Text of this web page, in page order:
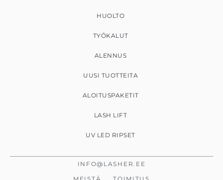
HUOLTO
TYÖKALUT
ALENNUS
UUSI TUOTTEITA
ALOITUSPAKETIT
LASH LIFT
UV LED RIPSET
INFO@LASHER.EE